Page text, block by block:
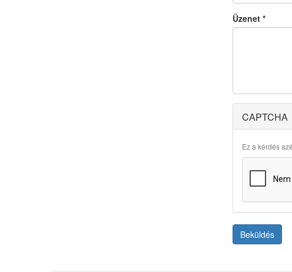
Üzenet *
CAPTCHA
Ez a kérdés
Beküldés